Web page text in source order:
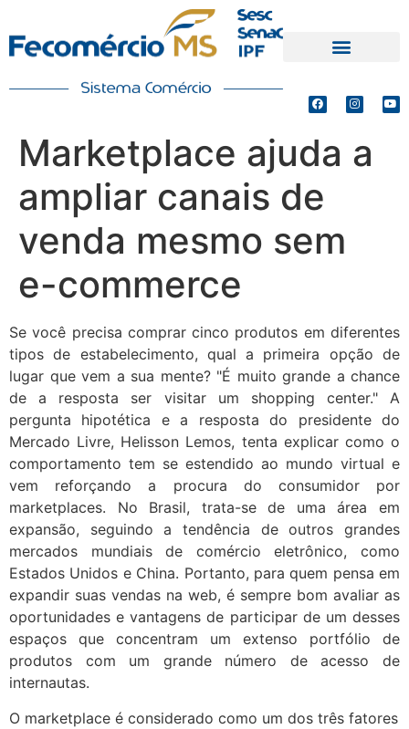
Marketplace ajuda a
ampliar canais de
venda mesmo sem
e-commerce
Se você precisa comprar cinco produtos em diferentes
tipos de estabelecimento, qual a primeira opção de
lugar que vem a sua mente? "É muito grande a chance
de a resposta ser visitar um shopping center." A
pergunta hipotética e a resposta do presidente do
Mercado Livre, Helisson Lemos, tenta explicar como o
comportamento tem se estendido ao mundo virtual e
vem reforçando a procura do consumidor por
marketplaces. No Brasil, trata-se de uma área em
expansão, seguindo a tendência de outros grandes
mercados mundiais de comércio eletrônico, como
Estados Unidos e China. Portanto, para quem pensa em
expandir suas vendas na web, é sempre bom avaliar as
oportunidades e vantagens de participar de um desses
espaços que concentram um extenso portfólio de
produtos com um grande número de acesso de
internautas.
O marketplace é considerado como um dos três fatores